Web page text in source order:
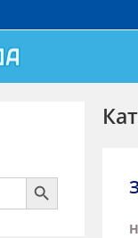
SEARCH BUTTON